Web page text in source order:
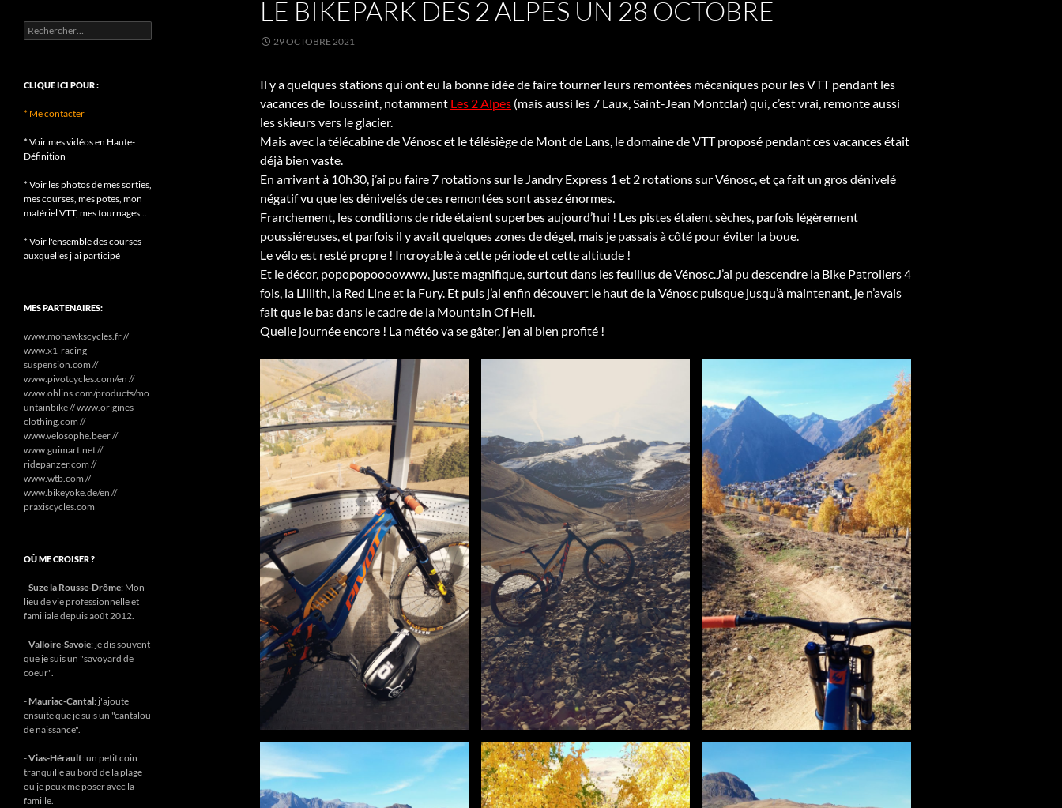
LE BIKEPARK DES 2 ALPES UN 28 OCTOBRE
29 OCTOBRE 2021
Il y a quelques stations qui ont eu la bonne idée de faire tourner leurs remontées mécaniques pour les VTT pendant les
vacances de Toussaint, notamment Les 2 Alpes (mais aussi les 7 Laux, Saint-Jean Montclar) qui, c’est vrai, remonte aussi
les skieurs vers le glacier.
Mais avec la télécabine de Vénosc et le télésiège de Mont de Lans, le domaine de VTT proposé pendant ces vacances était
déjà bien vaste.
En arrivant à 10h30, j’ai pu faire 7 rotations sur le Jandry Express 1 et 2 rotations sur Vénosc, et ça fait un gros dénivelé
négatif vu que les dénivelés de ces remontées sont assez énormes.
Franchement, les conditions de ride étaient superbes aujourd’hui ! Les pistes étaient sèches, parfois légèrement
poussiéreuses, et parfois il y avait quelques zones de dégel, mais je passais à côté pour éviter la boue.
Le vélo est resté propre ! Incroyable à cette période et cette altitude !
Et le décor, popopopoooowww, juste magnifique, surtout dans les feuillus de Vénosc.J’ai pu descendre la Bike Patrollers 4
fois, la Lillith, la Red Line et la Fury. Et puis j’ai enfin découvert le haut de la Vénosc puisque jusqu’à maintenant, je n’avais
fait que le bas dans le cadre de la Mountain Of Hell.
Quelle journée encore ! La météo va se gâter, j’en ai bien profité !
Rechercher :
CLIQUE ICI POUR :
* Me contacter
* Voir mes vidéos en Haute-
Définition
* Voir les photos de mes sorties,
mes courses, mes potes, mon
matériel VTT, mes tournages...
* Voir l'ensemble des courses
auxquelles j'ai participé
MES PARTENAIRES:
www.mohawkscycles.fr //
www.x1-racing-
suspension.com //
www.pivotcycles.com/en //
www.ohlins.com/products/mo
untainbike // www.origines-
clothing.com //
www.velosophe.beer //
www.guimart.net //
ridepanzer.com //
www.wtb.com //
www.bikeyoke.de/en //
praxiscycles.com
OÙ ME CROISER ?
-Suze la Rousse-Drôme: Mon
lieu de vie professionnelle et
familiale depuis août 2012.
-Valloire-Savoie: je dis souvent
que je suis un "savoyard de
coeur".
- Mauriac-Cantal: j'ajoute
ensuite que je suis un "cantalou
de naissance".
-Vias-Hérault: un petit coin
tranquille au bord de la plage
où je peux me poser avec la
famille.